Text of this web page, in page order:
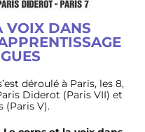
VOIX DANS
déroulé à Paris, les 8,
Diderot (Paris VII) et
(Paris V).